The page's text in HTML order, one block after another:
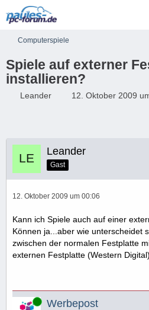
Computerspiele
Spiele auf externer
installieren?
Leander 12. Oktober 2009
Leander
Gast
12. Oktober 2009 um 00:06
Kann ich Spiele auch auf einer
Können ja...aber wie unterscheidet
zwischen der normalen Festplatte
externen Festplatte (Western
Online Werbepost